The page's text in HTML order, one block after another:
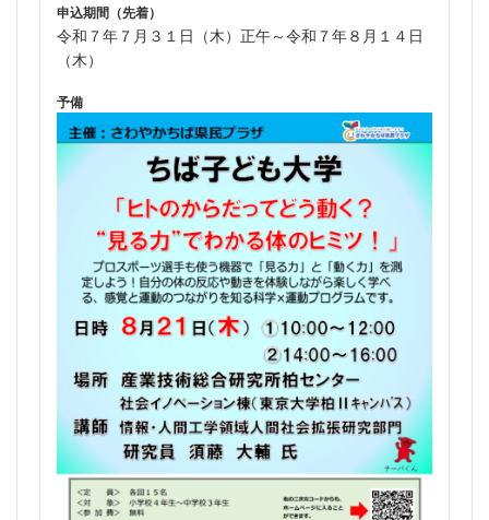
申込期間（先着）
令和７年７月３１日（木）正午～令和７年８月１４日
（木）
予備